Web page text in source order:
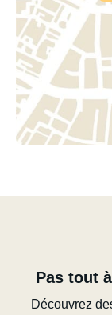
Pas tout
Découvrez